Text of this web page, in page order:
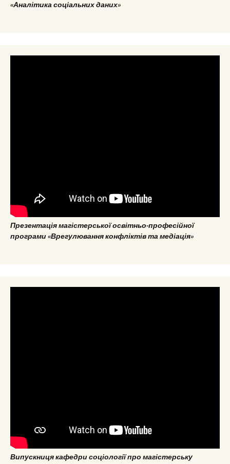
«Аналітика соціальних даних»
Презентація магістерської освітньо-професійної
програми «Врегулювання конфліктів та медіація»
Випускниця кафедри соціології про магістерську